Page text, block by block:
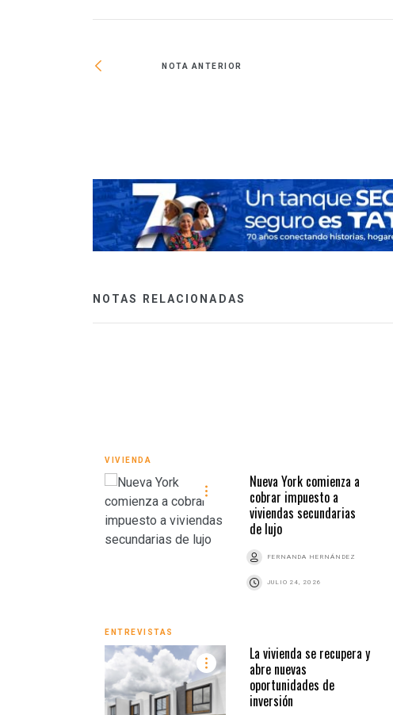
NOTA ANTERIOR
NOTAS RELACIONADAS
VIVIENDA
Nueva York comienza a
cobrar impuesto a
viviendas secundarias
de lujo
FERNANDA HERNÁNDEZ
JULIO 24, 2026
ENTREVISTAS
La vivienda se recupera y
abre nuevas
oportunidades de
inversión